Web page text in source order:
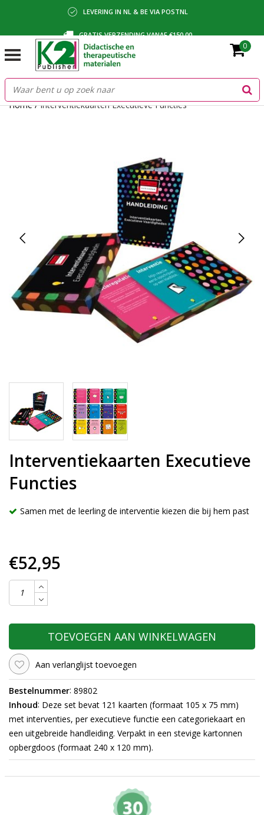
LEVERING IN NL & BE VIA POSTNL
GRATIS VERZENDING VANAF €150,00
BETALING VIA IDEAL, BANCONTACT OF FACTUUR
0
Home/Interventiekaarten Executieve Functies
Interventiekaarten Executieve
Functies
Samen met de leerling de interventie kiezen die bij hem past
€52,95
TOEVOEGEN AAN WINKELWAGEN
Aan verlanglijst toevoegen
Bestelnummer: 89802
Inhoud: Deze set bevat 121 kaarten (formaat 105 x 75 mm)
met interventies, per executieve functie een categoriekaart en
een uitgebreide handleiding. Verpakt in een stevige kartonnen
opbergdoos (formaat 240 x 120 mm).